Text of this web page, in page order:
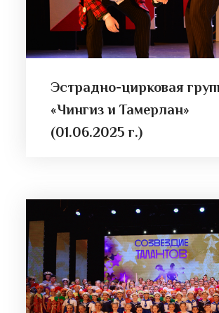
Эстрадно-цирковая
«Чингиз и Тамерлан»
(01.06.2025 г.)